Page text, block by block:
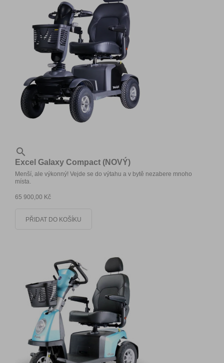

Excel Galaxy Compact (NOVÝ)
Menší, ale výkonný! Vejde se do výtahu a v bytě nezabere mnoho
místa.
65 900,00 Kč
PŘIDAT DO KOŠÍKU